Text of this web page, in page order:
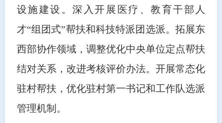
设施建设。深入开展医疗、教育干部人
才“组团式”帮扶和科技特派团选派。拓展东
西部协作领域，调整优化中央单位定点帮扶
结对关系，改进考核评价办法。开展常态化
驻村帮扶，优化驻村第一书记和工作队选派
管理机制。